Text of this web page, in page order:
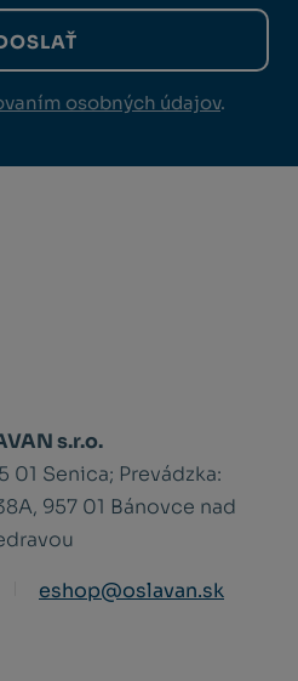
osobných údajov.
s.r.o.
01 Senica; Prevádzka:
957 01 Bánovce nad
eshop@oslavan.sk